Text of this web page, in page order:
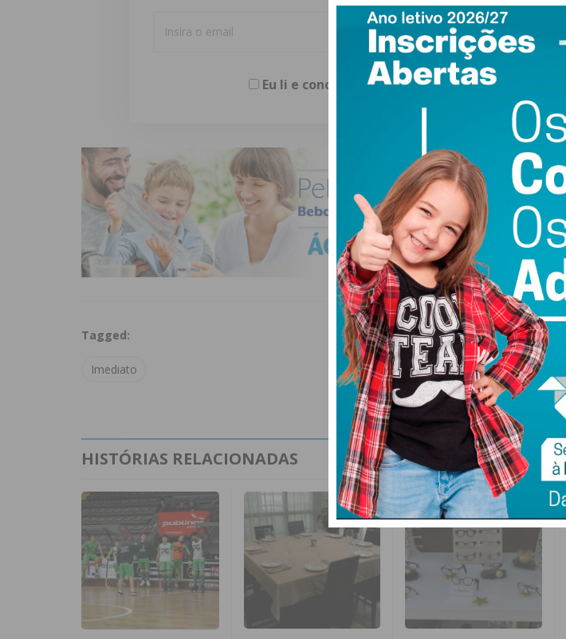
Eu li e concordo com ostermos e condições
Tagged:
Imediato
HISTÓRIAS RELACIONADAS